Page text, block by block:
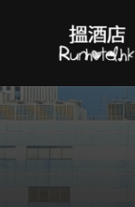
Check
店
Runhotel)